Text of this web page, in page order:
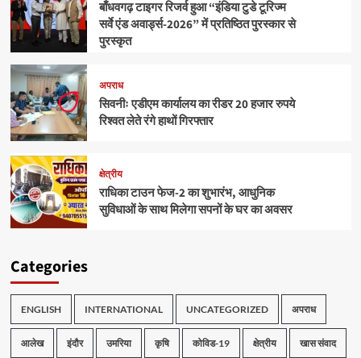
बाँधवगढ़ टाइगर रिजर्व हुआ “इंडिया टुडे टूरिज्म
सर्वे एंड अवार्ड्स-2026” में प्रतिष्ठित पुरस्कार से
पुरस्कृत
अपराध
सिवनीः एडीएम कार्यालय का रीडर 20 हजार रुपये
रिश्वत लेते रंगे हाथों गिरफ्तार
क्षेत्रीय
राधिका टाउन फेज-2 का शुभारंभ, आधुनिक
सुविधाओं के साथ मिलेगा सपनों के घर का अवसर
Categories
ENGLISH INTERNATIONAL UNCATEGORIZED अपराध
आलेख इंदौर उमरिया कृषि कोविड-19 क्षेत्रीय खास संवाद